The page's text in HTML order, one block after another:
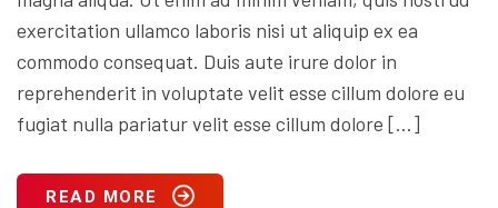
exercitation ullamco laboris nisi ut aliquip ex ea
commodo consequat. Duis aute irure dolor in
reprehenderit in voluptate velit esse cillum dolore eu
fugiat nulla pariatur velit esse cillum dolore […]
READ MORE